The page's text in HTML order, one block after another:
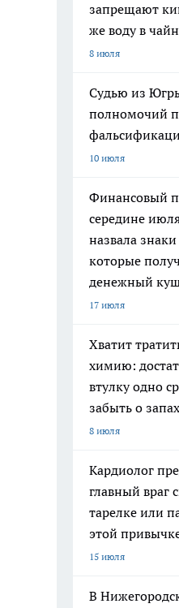
запрещают
же воду в
8 июля
Судью из
полномочий
10 июля
Финансовый
середине
назвала
которые
денежный
17 июля
Хватит
химию:
втулку одно
забыть о
8 июля
Кардиолог
главный враг
тарелке или
этой
15 июля
В